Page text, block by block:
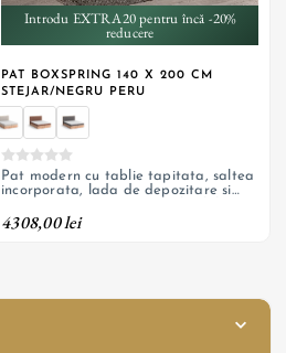
Introdu EXTRA20 pentru încă -20%
reducere
PAT BOXSPRING 140 X 200 CM
STEJAR/NEGRU PERU
+ 1
Pat modern cu tablie tapitata, saltea
incorporata, lada de depozitare si
4308,00 lei